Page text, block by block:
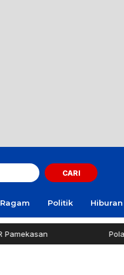
CARI
Ragam Politik Hiburan
Polantas